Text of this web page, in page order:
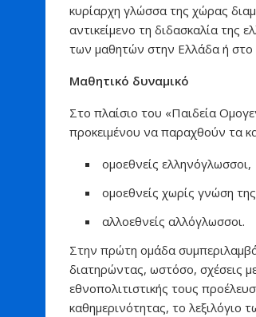
κυρίαρχη γλώσσα της χώρας
αντικείμενο τη διδασκαλία
των μαθητών στην Ελλάδα ή στο
Μαθητικό δυναμικό
Στο πλαίσιο του «Παιδεία
προκειμένου να παραχθούν τα
ομοεθνείς ελληνόγλωσσοι,
ομοεθνείς χωρίς γνώση της
αλλοεθνείς αλλόγλωσσοι.
Στην πρώτη ομάδα
διατηρώντας, ωστόσο, σχέσεις
εθνοπολιτιστικής τους
καθημερινότητας, το λεξιλόγιο